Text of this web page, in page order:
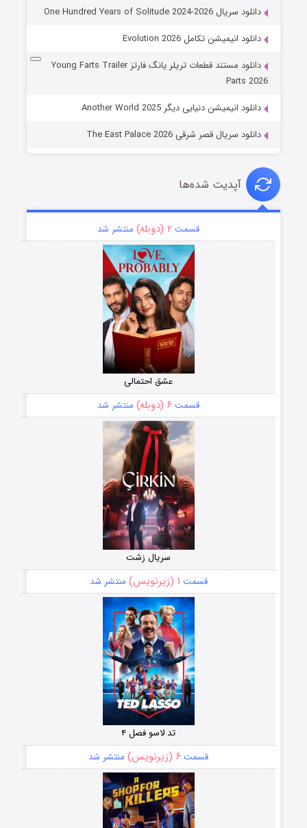
دانلود سریال One Hundred Years of Solitude 2024-2026
دانلود انیمیشن تکامل Evolution 2026
دانلود مستند قطعات تریلر یانگ فارتز Young Farts Trailer
Parts 2026
دانلود انیمیشن دنیایی دیگر Another World 2025
دانلود سریال قصر شرقی The East Palace 2026
آپدیت شده‌ها
قسمت ۲ (دوبله) منتشر شد
عشق احتمالی
قسمت ۶ (دوبله) منتشر شد
سریال زشت
قسمت ۱ (زیرنویس) منتشر شد
تد لاسو فصل ۴
قسمت ۶ (زیرنویس) منتشر شد